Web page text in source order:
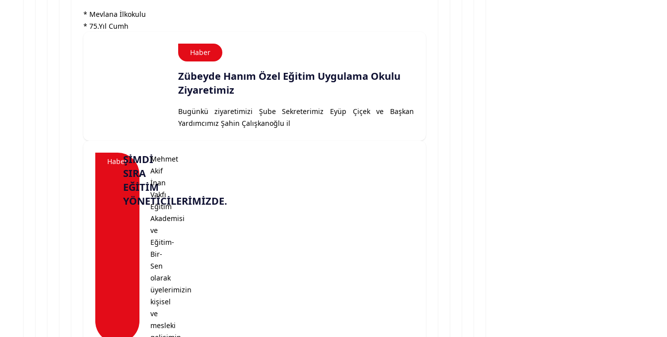
* Mevlana İlkokulu
* 75.Yıl Cumh
Haber
Zübeyde Hanım Özel Eğitim Uygulama Okulu
Ziyaretimiz
Bugünkü ziyaretimizi Şube Sekreterimiz Eyüp Çiçek ve Başkan
Yardımcımız Şahin Çalışkanoğlu il
HaberŞİMDİ
SIRA
EĞİTİM
YÖNETİCİLERİMİZDE.
Mehmet
Akif
İnan
Vakfı
Eğitim
Akademisi
ve
Eğitim-
Bir-
Sen
olarak
üyelerimizin
kişisel
ve
mesleki